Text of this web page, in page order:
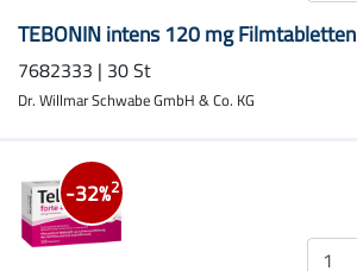
TEBONIN intens 120 mg Filmtabletten
7682333 | 30 St
Dr. Willmar Schwabe GmbH & Co. KG
-32%2